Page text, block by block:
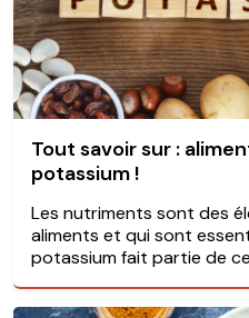
Tout savoir sur :
potassium !
Les nutriments sont des
aliments et qui sont
potassium fait partie de